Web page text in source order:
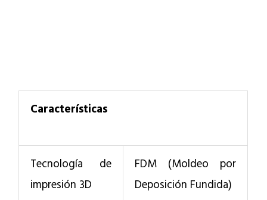
Características
Tecnología de
impresión 3D
FDM (Moldeo por
Deposición Fundida)